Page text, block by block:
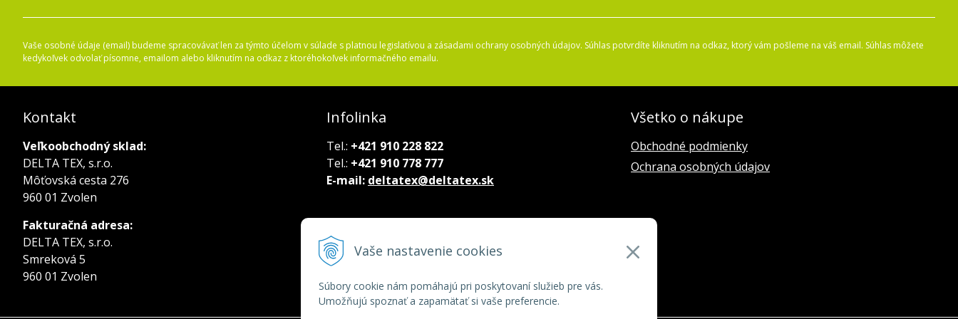
Vaše nastavenie cookies
Súbory cookie nám pomáhajú pri poskytovaní služieb pre vás.
Umožňujú spoznať a zapamätať si vaše preferencie.
Vaše osobné údaje (email) budeme spracovávať len za týmto účelom v súlade s platnou legislatívou a zásadami ochrany osobných údajov. Súhlas potvrdíte kliknutím na odkaz, ktorý vám pošleme na váš email. Súhlas môžete
kedykoľvek odvolať písomne, emailom alebo kliknutím na odkaz z ktoréhokoľvek informačného emailu.
Kontakt
Veľkoobchodný sklad:
DELTA TEX, s.r.o.
Môťovská cesta 276
960 01 Zvolen
Fakturačná adresa:
DELTA TEX, s.r.o.
Smreková 5
960 01 Zvolen
Infolinka
Tel.: +421 910 228 822
Tel.: +421 910 778 777
E-mail: deltatex@deltatex.sk
Všetko o nákupe
Obchodné podmienky
Ochrana osobných údajov